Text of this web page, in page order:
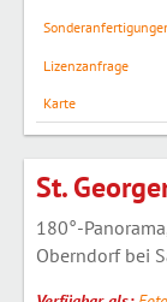
Lizenzanfrage
Karte
St.
180°-
Oberndorf bei